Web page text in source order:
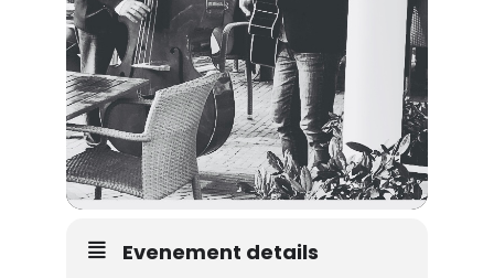
Evenement details